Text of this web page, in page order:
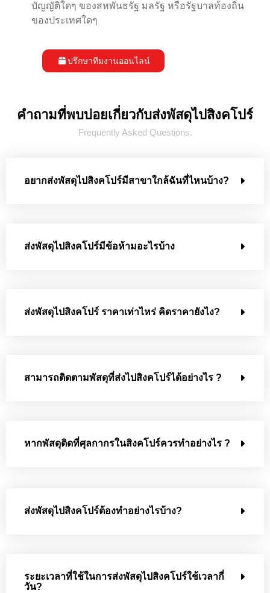
บัญญัติใดๆ ของสหพันธรัฐ มลรัฐ หรือรัฐบาลท้องถิ่น
ของประเทศใดๆ
ปรึกษาทีมงานออนไลน์
คำถามที่พบบ่อยเกี่ยวกับส่งพัสดุไปสิงคโปร์
Frequently Asked Questions.
อยากส่งพัสดุไปสิงคโปร์มีสาขาใกล้ฉันที่ไหนบ้าง?
ส่งพัสดุไปสิงคโปร์มีข้อห้ามอะไรบ้าง
ส่งพัสดุไปสิงคโปร์ ราคาเท่าไหร่ คิดราคายังไง?
สามารถติดตามพัสดุที่ส่งไปสิงคโปร์ได้อย่างไร ?
หากพัสดุติดที่ศุลกากรในสิงคโปร์ควรทำอย่างไร ?
ส่งพัสดุไปสิงคโปร์ต้องทำอย่างไรบ้าง?
ระยะเวลาที่ใช้ในการส่งพัสดุไปสิงคโปร์ใช้เวลากี่
วัน?